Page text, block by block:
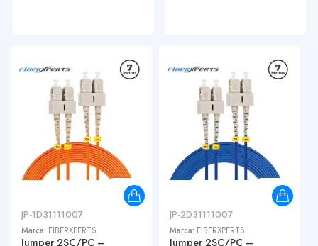
JP-1D31111007
Marca: FIBERXPERTS
Jumper 2SC/PC –
JP-2D31111007
Marca: FIBERXPERTS
Jumper 2SC/PC –